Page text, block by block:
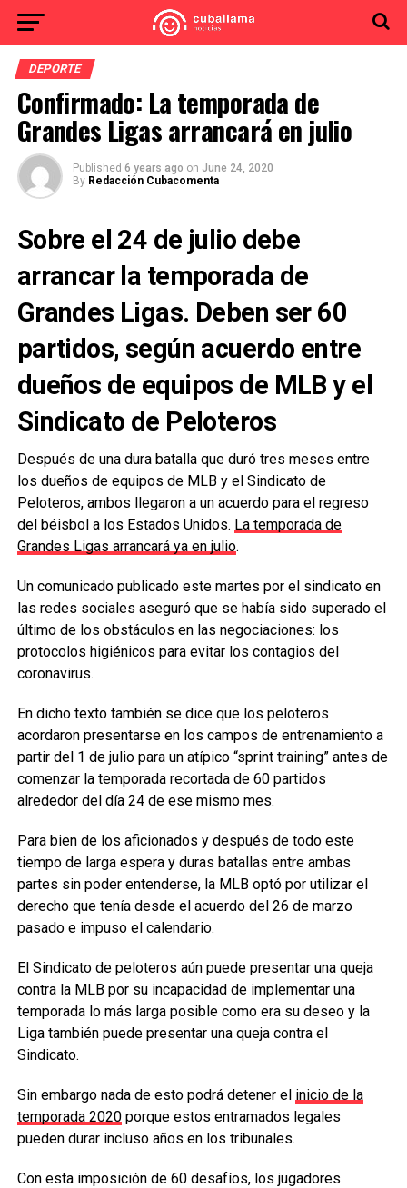
DEPORTE
Confirmado: La temporada de
Grandes Ligas arrancará en julio
Published 6 years ago on June 24, 2020
By Redacción Cubacomenta
Sobre el 24 de julio debe
arrancar la temporada de
Grandes Ligas. Deben ser 60
partidos, según acuerdo entre
dueños de equipos de MLB y el
Sindicato de Peloteros
Después de una dura batalla que duró tres meses entre
los dueños de equipos de MLB y el Sindicato de
Peloteros, ambos llegaron a un acuerdo para el regreso
del béisbol a los Estados Unidos. La temporada de
Grandes Ligas arrancará ya en julio.
Un comunicado publicado este martes por el sindicato en
las redes sociales aseguró que se había sido superado el
último de los obstáculos en las negociaciones: los
protocolos higiénicos para evitar los contagios del
coronavirus.
En dicho texto también se dice que los peloteros
acordaron presentarse en los campos de entrenamiento a
partir del 1 de julio para un atípico “sprint training” antes de
comenzar la temporada recortada de 60 partidos
alrededor del día 24 de ese mismo mes.
Para bien de los aficionados y después de todo este
tiempo de larga espera y duras batallas entre ambas
partes sin poder entenderse, la MLB optó por utilizar el
derecho que tenía desde el acuerdo del 26 de marzo
pasado e impuso el calendario.
El Sindicato de peloteros aún puede presentar una queja
contra la MLB por su incapacidad de implementar una
temporada lo más larga posible como era su deseo y la
Liga también puede presentar una queja contra el
Sindicato.
Sin embargo nada de esto podrá detener el inicio de la
temporada 2020porque estos entramados legales
pueden durar incluso años en los tribunales.
Con esta imposición de 60 desafíos, los jugadores